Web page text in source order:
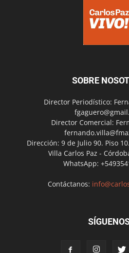
SOBRE
Director Periodístico:
Director Comercial:
Dirección: 9 de Julio 90. Piso
Villa Carlos Paz -
WhatsApp:
Contáctanos: